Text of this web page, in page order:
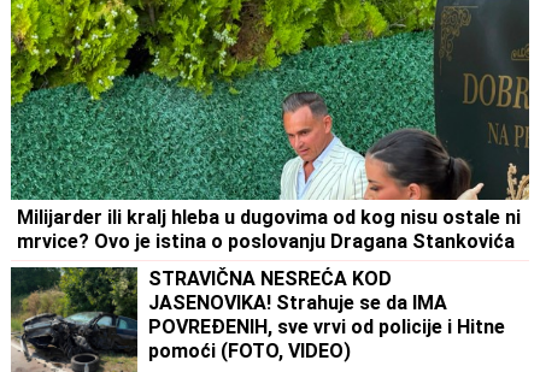
Milijarder ili kralj hleba u dugovima od kog nisu ostale ni
mrvice? Ovo je istina o poslovanju Dragana Stankovića
STRAVIČNA NESREĆA KOD
JASENOVIKA! Strahuje se da IMA
POVREĐENIH, sve vrvi od policije i Hitne
pomoći (FOTO, VIDEO)